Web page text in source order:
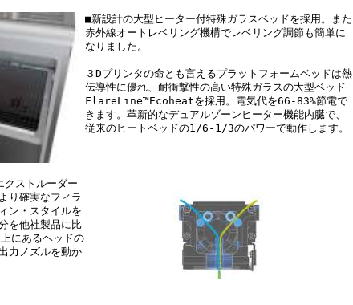
■新設計の大型ヒーター付特殊ガラスベッドを採用。また
赤外線オートレベリング機構でレベリング調節も簡単に
なりました。
３Dプリンタの命とも言えるプラットフォームベッドは熱
伝導性に優れ、耐衝撃性の高い特殊ガラスの大型ベッド
FlareLine™Ecoheatを採用。電気代を66-83%節電で
きます。革新的なデュアルゾーンヒーター機能内臓で、
従来のヒートベッドの1/6-1/3のパワーで動作します。
クストルーダー
り確実なフィラ
ン・スタイルを
を他社製品に比
にあるヘッドの
力ノズルを動か